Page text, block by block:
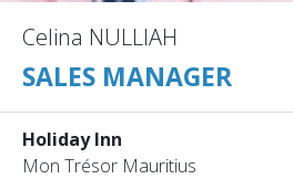
Celina NULLIAH
SALES MANAGER
Holiday Inn
Mon Trésor Mauritius